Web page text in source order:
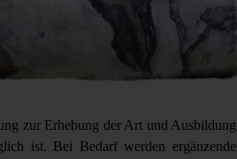
zur Erhebung der Art und Ausbildung
ist. Bei Bedarf werden ergänzende